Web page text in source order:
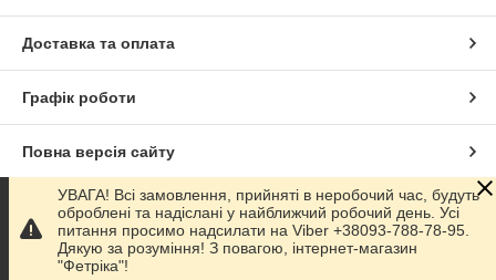
Доставка та оплата
Графік роботи
Повна версія сайту
Сайт створено на маркетплейсіProm.ua
Політика конфіденційності
УВАГА! Всі замовлення, прийняті в неробочий час, будуть
оброблені та надіслані у найближчий робочий день. Усі
питання просимо надсилати на Viber +38093-788-78-95.
Дякую за розуміння! З повагою, інтернет-магазин
"Фетріка"!